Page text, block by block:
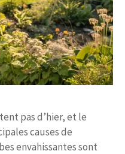
pas d’hier, et le
causes de
envahissantes sont